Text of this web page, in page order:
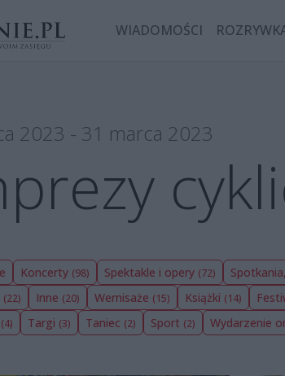
WIADOMOŚCI
2023 - 31 marca 2023
Koncerty (98) Spektakle i opery (72)
(22) Inne (20) Wernisaże (15) Książki (14)
(4) Targi (3) Taniec (2) Sport (2) Wydarzenie